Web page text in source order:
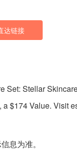
达链接
Set: Stellar
$174 Value. Visit
息为准。